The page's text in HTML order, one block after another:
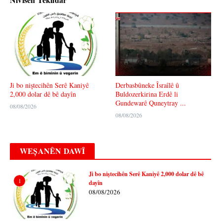
Ji bo niştecihên Serê Kaniyê
2,000 dolar dê bê dayîn
08/08/2026
Derbasbûneke Îsraîlê û
Buldozerkirina Erdê li
Gundewarê Quneytray ...
08/08/2026
WEȘANÊN DAWÎ
1
Ji bo niştecihên Serê Kaniyê 2,000 dolar dê bê
dayîn
08/08/2026